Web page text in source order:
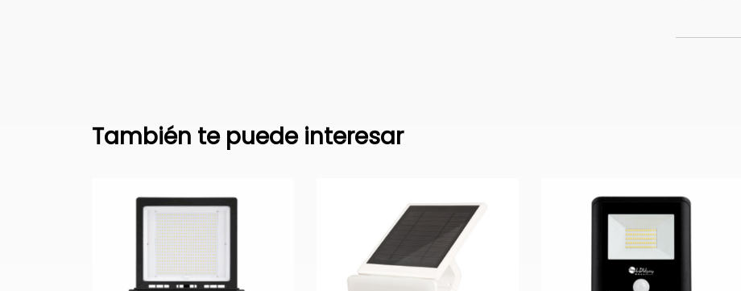
También te puede interesar